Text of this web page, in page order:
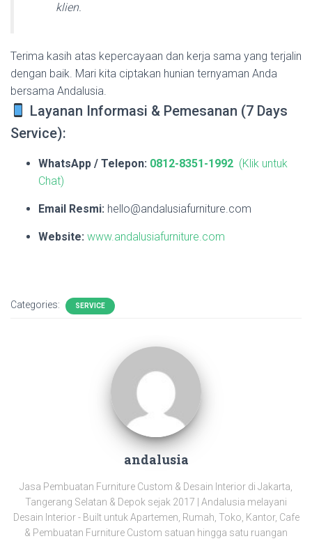
klien.
Terima kasih atas kepercayaan dan kerja sama yang terjalin
dengan baik. Mari kita ciptakan hunian ternyaman Anda
bersama Andalusia.
Layanan Informasi & Pemesanan (7 Days
Service):
WhatsApp / Telepon: 0812-8351-1992 (Klik untuk
Chat)
Email Resmi: hello@andalusiafurniture.com
Website: www.andalusiafurniture.com
Categories: SERVICE
andalusia
Jasa Pembuatan Furniture Custom & Desain Interior di Jakarta,
Tangerang Selatan & Depok sejak 2017 | Andalusia melayani
Desain Interior - Built untuk Apartemen, Rumah, Toko, Kantor, Cafe
& Pembuatan Furniture Custom satuan hingga satu ruangan